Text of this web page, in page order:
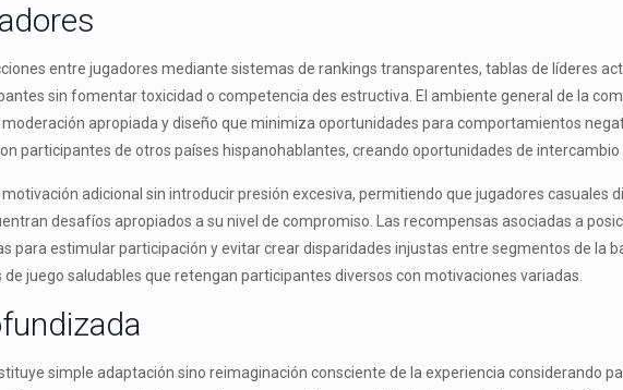
entre jugadores mediante sistemas de rankings transparentes, tablas de líderes
sin fomentar toxicidad o competencia des estructiva. El ambiente general de la
apropiada y diseño que minimiza oportunidades para comportamientos
participantes de otros países hispanohablantes, creando oportunidades de
motivación adicional sin introducir presión excesiva, permitiendo que jugadores
desafíos apropiados a su nivel de compromiso. Las recompensas asociadas a
para estimular participación y evitar crear disparidades injustas entre segmentos de la
juego saludables que retengan participantes diversos con motivaciones variadas.
simple adaptación sino reimaginación consciente de la experiencia considerando